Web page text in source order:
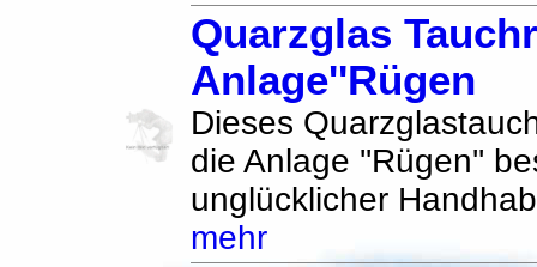
Quarzglas
Anlage''Rügen
Dieses
die Anlage ''Rügen''
unglücklicher
mehr